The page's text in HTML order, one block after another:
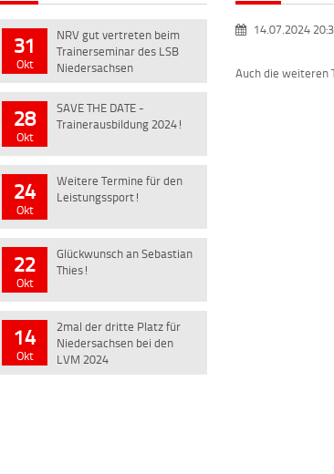
14.07.2024
Auch die weiteren
31
Okt
NRV gut vertreten beim
Trainerseminar des LSB
Niedersachsen
28
Okt
SAVE THE DATE -
Trainerausbildung 2024!
24
Okt
Weitere Termine für den
Leistungssport!
22
Okt
Glückwunsch an Sebastian
Thies!
14
Okt
2mal der dritte Platz für
Niedersachsen bei den
LVM 2024